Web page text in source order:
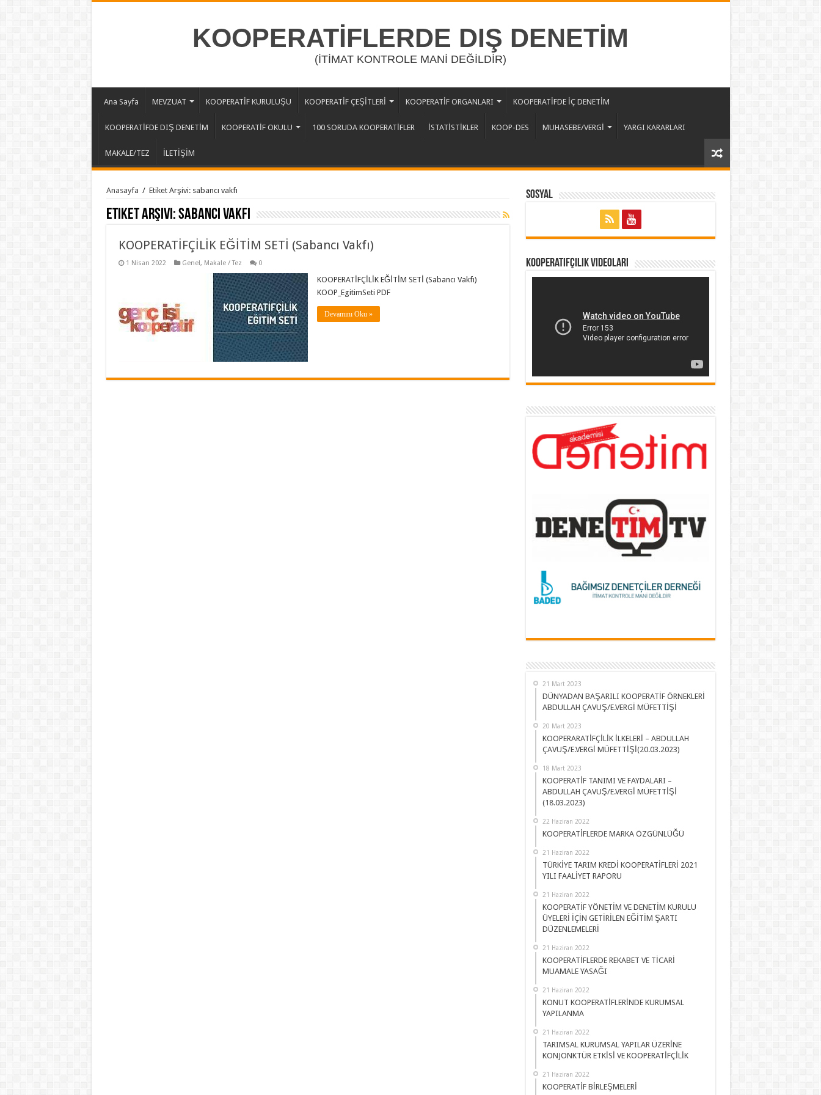
KOOPERATİFLERDE DIŞ DENETİM
(İTİMAT KONTROLE MANİ DEĞİLDİR)
Ana Sayfa MEVZUAT KOOPERATİF KURULUŞU KOOPERATİF ÇEŞİTLERİ KOOPERATİF ORGANLARI KOOPERATİFDE İÇ DENETİM
KOOPERATİFDE DIŞ DENETİM KOOPERATİF OKULU 100 SORUDA KOOPERATİFLER İSTATİSTİKLER KOOP-DES MUHASEBE/VERGİ YARGI KARARLARI
MAKALE/TEZ İLETİŞİM
Anasayfa / Etiket Arşivi: sabancı vakfı
Etiket Arşivi:sabancı vakfı
KOOPERATİFÇİLİK EĞİTİM SETİ (Sabancı Vakfı)
1 Nisan 2022 Genel, Makale / Tez 0
KOOPERATİFÇİLİK EĞİTİM SETİ (Sabancı Vakfı)
KOOP_EgitimSeti PDF
Devamını Oku »
Sosyal
Kooperatifçilik Videoları
21 Mart 2023
DÜNYADAN BAŞARILI KOOPERATİF ÖRNEKLERİ
ABDULLAH ÇAVUŞ/E.VERGİ MÜFETTİŞİ
20 Mart 2023
KOOPERARATİFÇİLİK İLKELERİ – ABDULLAH
ÇAVUŞ/E.VERGİ MÜFETTİŞİ(20.03.2023)
18 Mart 2023
KOOPERATİF TANIMI VE FAYDALARI –
ABDULLAH ÇAVUŞ/E.VERGİ MÜFETTİŞİ
(18.03.2023)
22 Haziran 2022
KOOPERATİFLERDE MARKA ÖZGÜNLÜĞÜ
21 Haziran 2022
TÜRKİYE TARIM KREDİ KOOPERATİFLERİ 2021
YILI FAALİYET RAPORU
21 Haziran 2022
KOOPERATİF YÖNETİM VE DENETİM KURULU
ÜYELERİ İÇİN GETİRİLEN EĞİTİM ŞARTI
DÜZENLEMELERİ
21 Haziran 2022
KOOPERATİFLERDE REKABET VE TİCARİ
MUAMALE YASAĞI
21 Haziran 2022
KONUT KOOPERATİFLERİNDE KURUMSAL
YAPILANMA
21 Haziran 2022
TARIMSAL KURUMSAL YAPILAR ÜZERİNE
KONJONKTÜR ETKİSİ VE KOOPERATİFÇİLİK
21 Haziran 2022
KOOPERATİF BİRLEŞMELERİ